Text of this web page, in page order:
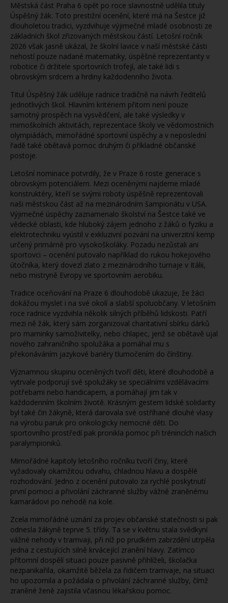
Městská část Praha 6 opět po roce slavnostně udělila tituly
Úspěšný žák. Toto prestižní ocenění, které má na Šestce již
dlouholetou tradici, vyzdvihuje výjimečné mladé osobnosti ze
základních škol zřizovaných městskou částí. Letošní ročník
2026 však jasně ukázal, že školní lavice v naší městské části
nehostí pouze nadané matematiky, úspěšné reprezentanty v
robotice či držitele sportovních trofejí, ale také lidi s
obrovským srdcem a hrdiny každodenního života.
Titul Úspěšný žák uděluje radnice tradičně na návrh ředitelů
jednotlivých škol. Hlavním kritériem přitom není pouze
samotný prospěch na vysvědčení, ale také výsledky v
mimoškolních aktivitách, reprezentace školy ve vědomostních
olympiádách, mimořádné sportovní úspěchy a v neposlední
řadě také obětavá pomoc druhým či příkladné občanské
postoje.
Letošní nominace potvrdily, že v Praze 6 roste generace s
obrovským potenciálem. Mezi oceněnými najdeme mladé
konstruktéry, kteří se svými roboty úspěšně reprezentovali
naši městskou část až na mezinárodním šampionátu v USA.
Výjimečné úspěchy zaznamenalo školství na Šestce také ve
vědecké oblasti, kde hluboký zájem jednoho z žáků o fyziku a
elektrotechniku vyústil v exkluzivní pozvání na univerzitní kemp
určený primárně pro vysokoškoláky. Pozadu nezůstali ani
sportovci – ocenění putovalo například do rukou hokejového
útočníka, který dovezl zlato z mezinárodního turnaje v Itálii,
nebo mistryně Evropy ve sportovním aerobiku.
Tradice oceňování na Praze 6 dlouhodobě ukazuje, že žáci
dokážou myslet i na své okolí a slabší spoluobčany. V letošním
roce radnice vyzdvihla několik silných příběhů lidskosti. Patří
mezi ně žák, který sám zorganizoval charitativní sbírku dárků
pro maminky samoživitelky, nebo chlapec, jenž se obětavě ujal
nového zahraničního spolužáka a pomáhal mu s
překonáváním jazykové bariéry tlumočením do čínštiny.
Významnou skupinu oceněných tvoří děti, které dlouhodobě a
vytrvale podporují své spolužáky se speciálními vzdělávacími
potřebami nebo handicapem, a pomáhají jim tak v
každodenním školním životě. Krásným gestem lidské solidarity
byl také čin žákyně, která darovala své ostříhané dlouhé vlasy
na výrobu paruk pro onkologicky nemocné děti. Do
sportovního prostředí pak pronikla pomoc při trénincích našich
paralympioniků.
Mimořádné kapitoly letošního ročníku tvoří činy, které
vyžadovaly okamžitou odvahu, chladnou hlavu a dospělé
rozhodování. Jedno z ocenění putovalo za rychlé poskytnutí
první pomoci a přivolání záchranné služby vážně zraněnému
kamarádovi po nehodě na kole.
Zcela mimořádné uznání za projev občanské statečnosti si pak
odnesla žákyně teprve 5. třídy. Ta se v květnu stala svědkyní
vážné nehody v tramvaji, při níž po prudkém zabrzdění utrpěla
jedna z cestujících silně krvácející zranění hlavy. Zatímco
přítomní dospělí situaci pouze pasivně přihlíželi, školačka
nezpanikařila, okamžitě běžela za řidičem tramvaje, na situaci
ho upozornila a požádala o přivolání záchranné služby, čímž
zraněné ženě zajistila včasnou lékařskou pomoc.